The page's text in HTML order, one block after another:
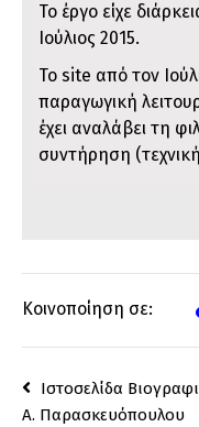
Το έργο είχε
Ιούλιος 2015.
Το site από τον
παραγωγική
έχει αναλάβει τη
συντήρηση
Κοινοποίηση σε:
Ιστοσελίδα
Α. Παρασκευόπουλου